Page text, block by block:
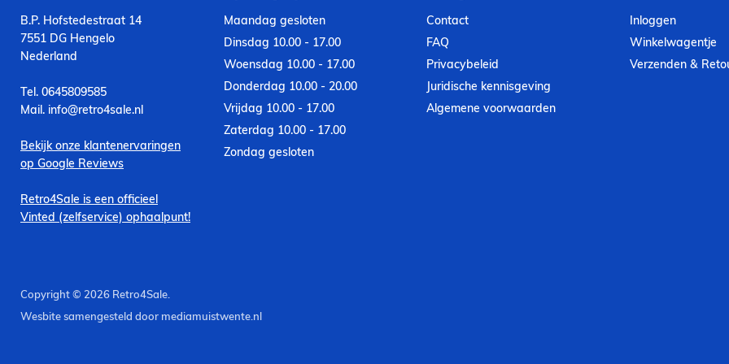
B.P. Hofstedestraat 14
7551 DG Hengelo
Nederland
Tel. 0645809585
Mail. info@retro4sale.nl
Bekijk onze klantenervaringen
op Google Reviews
Retro4Sale is een officieel
Vinted (zelfservice) ophaalpunt!
Maandag gesloten
Dinsdag 10.00 - 17.00
Woensdag 10.00 - 17.00
Donderdag 10.00 - 20.00
Vrijdag 10.00 - 17.00
Zaterdag 10.00 - 17.00
Zondag gesloten
Contact
FAQ
Privacybeleid
Juridische kennisgeving
Algemene voorwaarden
Inloggen
Winkelwagentje
Verzenden &
Copyright © 2026 Retro4Sale.
Wesbite samengesteld door mediamuistwente.nl